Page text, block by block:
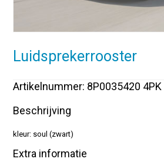
Luidsprekerrooster
Artikelnummer: 8P0035420 4PK
Beschrijving
kleur: soul (zwart)
Extra informatie